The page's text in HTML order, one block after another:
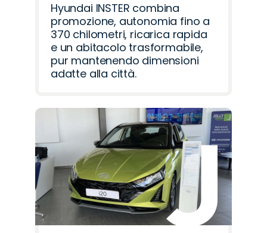
Hyundai INSTER combina
promozione, autonomia fino a
370 chilometri, ricarica rapida
e un abitacolo trasformabile,
pur mantenendo dimensioni
adatte alla città.